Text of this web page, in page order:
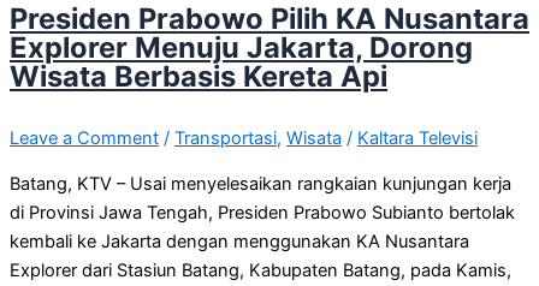
Presiden Prabowo Pilih KA Nusantara
Explorer Menuju Jakarta, Dorong
Wisata Berbasis Kereta Api
Leave a Comment / Transportasi, Wisata / Kaltara Televisi
Batang, KTV – Usai menyelesaikan rangkaian kunjungan kerja
di Provinsi Jawa Tengah, Presiden Prabowo Subianto bertolak
kembali ke Jakarta dengan menggunakan KA Nusantara
Explorer dari Stasiun Batang, Kabupaten Batang, pada Kamis,